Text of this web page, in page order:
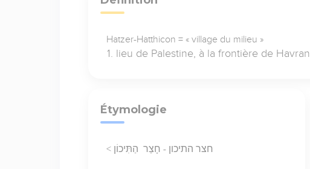
Hatzer-Hatthicon = « village du milieu »
lieu de Palestine, à la frontière de Havran
Étymologie
< חצר התיכון - חָצַר הַתִּיכוֹן